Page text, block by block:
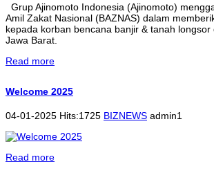
Grup Ajinomoto Indonesia (Ajinomoto)
Amil Zakat Nasional (BAZNAS) dalam
kepada korban bencana banjir & tanah longsor
Jawa Barat.
Read more
Welcome 2025
04-01-2025 Hits:1725 BIZNEWS admin1
Read more